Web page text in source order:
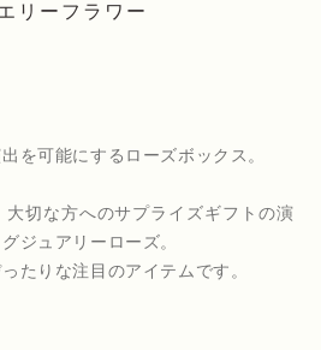
リーフラワー
を可能にするローズボックス。
切な方へのサプライズギフトの演
ジュアリーローズ。
たりな注目のアイテムです。